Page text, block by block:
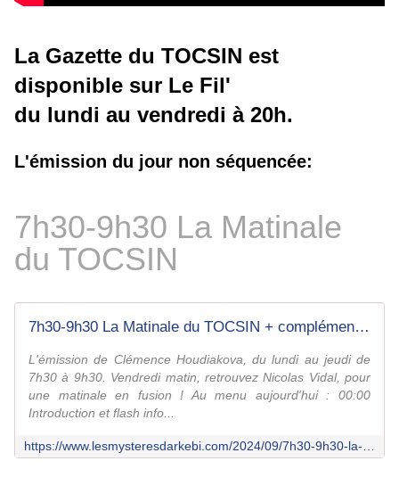
La Gazette du TOCSIN est
disponible sur Le Fil'
du lundi au vendredi à 20h.
L'émission du jour non séquencée:
7h30-9h30 La Matinale
du TOCSIN
7h30-9h30 La Matinale du TOCSIN + complément - Le Fil d'Arkébi
L'émission de Clémence Houdiakova, du lundi au jeudi de
7h30 à 9h30. Vendredi matin, retrouvez Nicolas Vidal, pour
une matinale en fusion ! Au menu aujourd'hui : 00:00
Introduction et flash info...